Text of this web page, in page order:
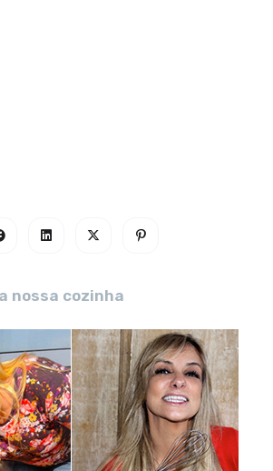
nossa cozinha